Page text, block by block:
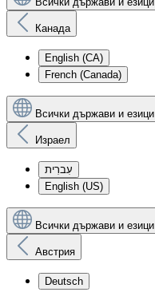
Канада
English (CA)
French (Canada)
Всички държави и езици
Израел
עִברִית
English (US)
Всички държави и езици
Австрия
Deutsch